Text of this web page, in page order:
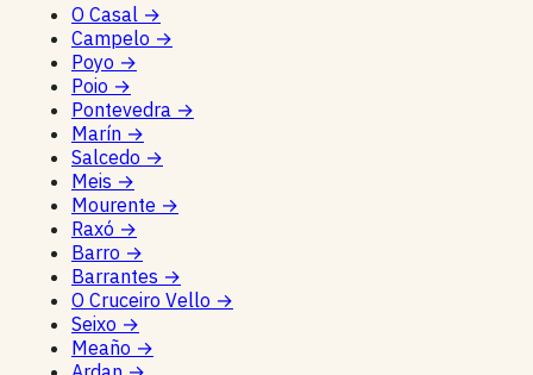
O Casal →
Campelo →
Poyo →
Poio →
Pontevedra →
Marín →
Salcedo →
Meis →
Mourente →
Raxó →
Barro →
Barrantes →
O Cruceiro Vello →
Seixo →
Meaño →